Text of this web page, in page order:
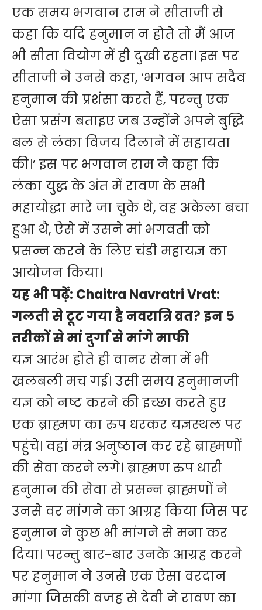
एक समय भगवान राम ने सीताजी से
कहा कि यदि हनुमान न होते तो मैं आज
भी सीता वियोग में ही दुखी रहता। इस पर
सीताजी ने उनसे कहा, ‘भगवन आप सदैव
हनुमान की प्रशंसा करते हैं, परन्तु एक
ऐसा प्रसंग बताइए जब उन्होंने अपने बुद्धि
बल से लंका विजय दिलाने में सहायता
की।’ इस पर भगवान राम ने कहा कि
लंका युद्ध के अंत में रावण के सभी
महायोद्धा मारे जा चुके थे, वह अकेला बचा
हुआ थै, ऐसे में उसने मां भगवती को
प्रसन्न करने के लिए चंडी महायज्ञ का
आयोजन किया।
यह भी पढ़ें: Chaitra Navratri Vrat:
गलती से टूट गया है नवरात्रि व्रत? इन 5
तरीकों से मां दुर्गा से मांगे माफी
यज्ञ आरंभ होते ही वानर सेना में भी
खलबली मच गई। उसी समय हनुमानजी
यज्ञ को नष्ट करने की इच्छा करते हुए
एक ब्राह्मण का रुप धरकर यज्ञस्थल पर
पहुंचे। वहां मंत्र अनुष्ठान कर रहे ब्राह्मणों
की सेवा करने लगे। ब्राह्मण रुप धारी
हनुमान की सेवा से प्रसन्न ब्राह्मणों ने
उनसे वर मांगने का आग्रह किया जिस पर
हनुमान ने कुछ भी मांगने से मना कर
दिया। परन्तु बार-बार उनके आग्रह करने
पर हनुमान ने उनसे एक ऐसा वरदान
मांगा जिसकी वजह से देवी ने रावण का